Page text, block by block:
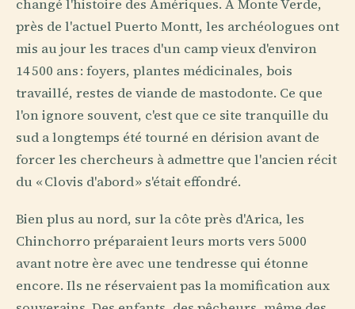
changé l'histoire des Amériques. À Monte Verde,
près de l'actuel Puerto Montt, les archéologues ont
mis au jour les traces d'un camp vieux d'environ
14 500 ans : foyers, plantes médicinales, bois
travaillé, restes de viande de mastodonte. Ce que
l'on ignore souvent, c'est que ce site tranquille du
sud a longtemps été tourné en dérision avant de
forcer les chercheurs à admettre que l'ancien récit
du « Clovis d'abord » s'était effondré.
Bien plus au nord, sur la côte près d'Arica, les
Chinchorro préparaient leurs morts vers 5000
avant notre ère avec une tendresse qui étonne
encore. Ils ne réservaient pas la momification aux